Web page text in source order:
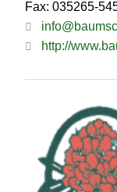
Fax: 035265-
http://